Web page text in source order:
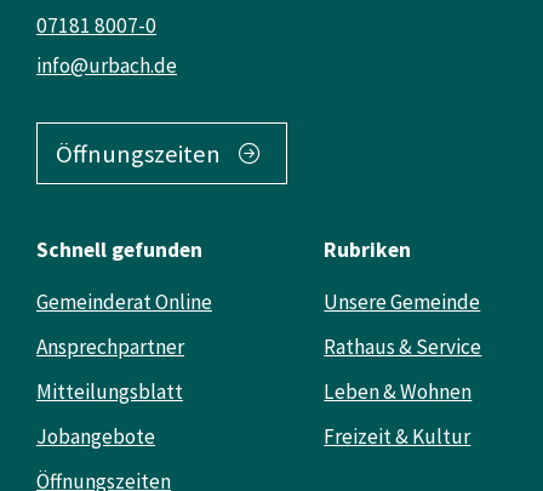
info@urbach.de
07181 8007-0
Öffnungszeiten
Schnell gefunden
Gemeinderat Online
Ansprechpartner
Mitteilungsblatt
Jobangebote
Öffnungszeiten
Rubriken
Unsere Gemeinde
Rathaus & Service
Leben & Wohnen
Freizeit & Kultur